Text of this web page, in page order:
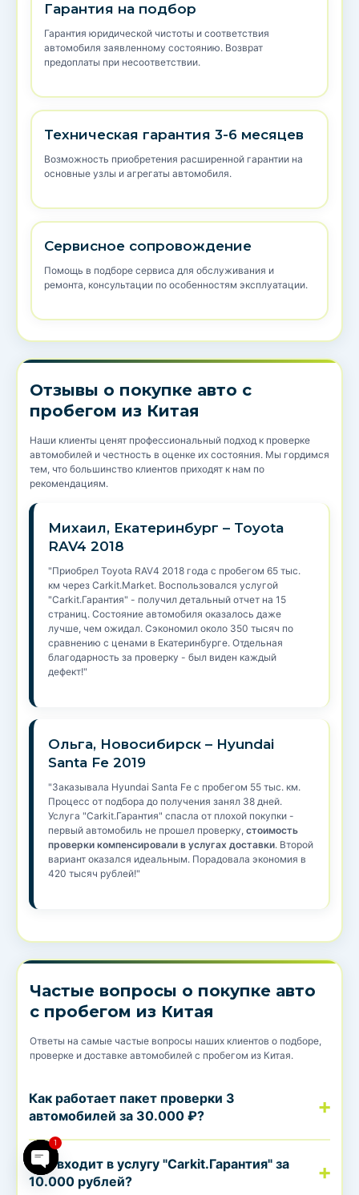
Гарантия на подбор
Гарантия юридической чистоты и соответствия
автомобиля заявленному состоянию. Возврат
предоплаты при несоответствии.
Техническая гарантия 3-6 месяцев
Возможность приобретения расширенной гарантии на
основные узлы и агрегаты автомобиля.
Сервисное сопровождение
Помощь в подборе сервиса для обслуживания и
ремонта, консультации по особенностям эксплуатации.
Отзывы о покупке авто с
пробегом из Китая
Наши клиенты ценят профессиональный подход к проверке
автомобилей и честность в оценке их состояния. Мы гордимся
тем, что большинство клиентов приходят к нам по
рекомендациям.
Михаил, Екатеринбург – Toyota
RAV4 2018
"Приобрел Toyota RAV4 2018 года с пробегом 65 тыс.
км через Carkit.Market. Воспользовался услугой
"Carkit.Гарантия" - получил детальный отчет на 15
страниц. Состояние автомобиля оказалось даже
лучше, чем ожидал. Сэкономил около 350 тысяч по
сравнению с ценами в Екатеринбурге. Отдельная
благодарность за проверку - был виден каждый
дефект!"
Ольга, Новосибирск – Hyundai
Santa Fe 2019
"Заказывала Hyundai Santa Fe с пробегом 55 тыс. км.
Процесс от подбора до получения занял 38 дней.
Услуга "Carkit.Гарантия" спасла от плохой покупки -
первый автомобиль не прошел проверку, стоимость
проверки компенсировали в услугах доставки. Второй
вариант оказался идеальным. Порадовала экономия в
420 тысяч рублей!"
Частые вопросы о покупке авто
с пробегом из Китая
Ответы на самые частые вопросы наших клиентов о подборе,
проверке и доставке автомобилей с пробегом из Китая.
Как работает пакет проверки 3
автомобилей за 30.000 ₽?
Что входит в услугу "Carkit.Гарантия" за
10.000 рублей?
chaty
1